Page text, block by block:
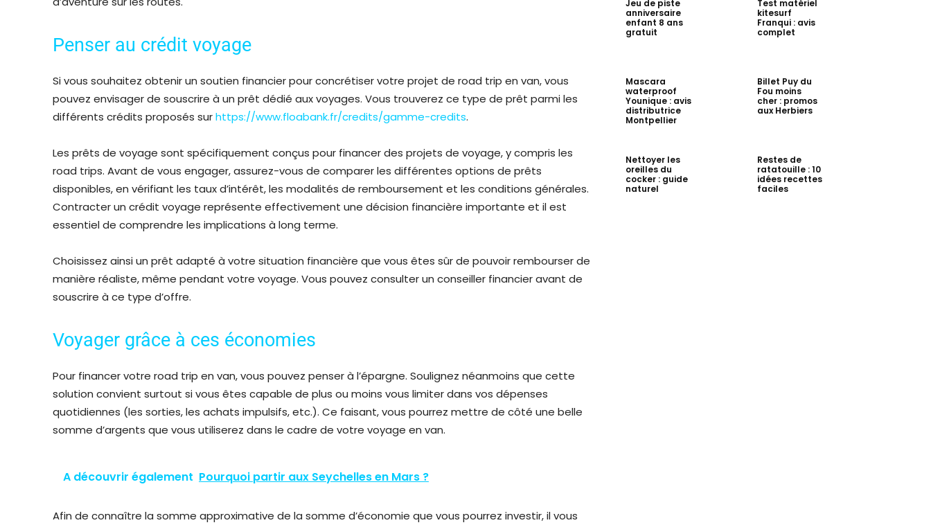
Penser au crédit voyage
Si vous souhaitez obtenir un soutien financier pour concrétiser votre projet de road trip en van, vous
pouvez envisager de souscrire à un prêt dédié aux voyages. Vous trouverez ce type de prêt parmi les
différents crédits proposés surhttps://www.floabank.fr/credits/gamme-credits.
Les prêts de voyage sont spécifiquement conçus pour financer des projets de voyage, y compris les
road trips. Avant de vous engager, assurez-vous de comparer les différentes options de prêts
disponibles, en vérifiant les taux d’intérêt, les modalités de remboursement et les conditions générales.
Contracter un crédit voyage représente effectivement une décision financière importante et il est
essentiel de comprendre les implications à long terme.
Choisissez ainsi un prêt adapté à votre situation financière que vous êtes sûr de pouvoir rembourser de
manière réaliste, même pendant votre voyage. Vous pouvez consulter un conseiller financier avant de
souscrire à ce type d’offre.
Voyager grâce à ces économies
Pour financer votre road trip en van, vous pouvez penser à l’épargne. Soulignez néanmoins que cette
solution convient surtout si vous êtes capable de plus ou moins vous limiter dans vos dépenses
quotidiennes (les sorties, les achats impulsifs, etc.). Ce faisant, vous pourrez mettre de côté une belle
somme d’argents que vous utiliserez dans le cadre de votre voyage en van.
A découvrir également Pourquoi partir aux Seychelles en Mars ?
Afin de connaître la somme approximative de la somme d’économie que vous pourrez investir, il vous
Jeu de piste
anniversaire
enfant 8 ans
gratuit
Test matériel
kitesurf
Franqui : avis
complet
Mascara
waterproof
Younique : avis
distributrice
Montpellier
Billet Puy du
Fou moins
cher : promos
aux Herbiers
Nettoyer les
oreilles du
cocker : guide
naturel
Restes de
ratatouille : 10
idées recettes
faciles